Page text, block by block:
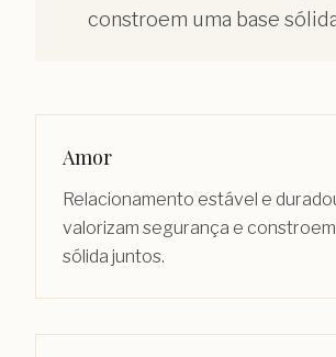
constroem uma base
Amor
Relacionamento estável e
valorizam segurança e
sólida juntos.